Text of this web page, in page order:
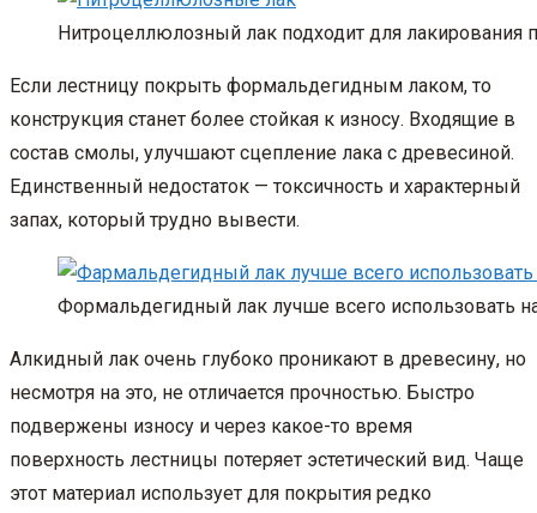
Нитроцеллюлозный лак подходит для лакирования
Если лестницу покрыть формальдегидным лаком, то
конструкция станет более стойкая к износу. Входящие в
состав смолы, улучшают сцепление лака с древесиной.
Единственный недостаток — токсичность и характерный
запах, который трудно вывести.
Формальдегидный лак лучше всего использовать
Алкидный лак очень глубоко проникают в древесину, но
несмотря на это, не отличается прочностью. Быстро
подвержены износу и через какое-то время
поверхность лестницы потеряет эстетический вид. Чаще
этот материал использует для покрытия редко